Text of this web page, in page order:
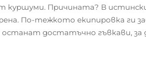
куршуми. Причината? В
По-тежкото екипировка ги
достатъчно гъвкави, за